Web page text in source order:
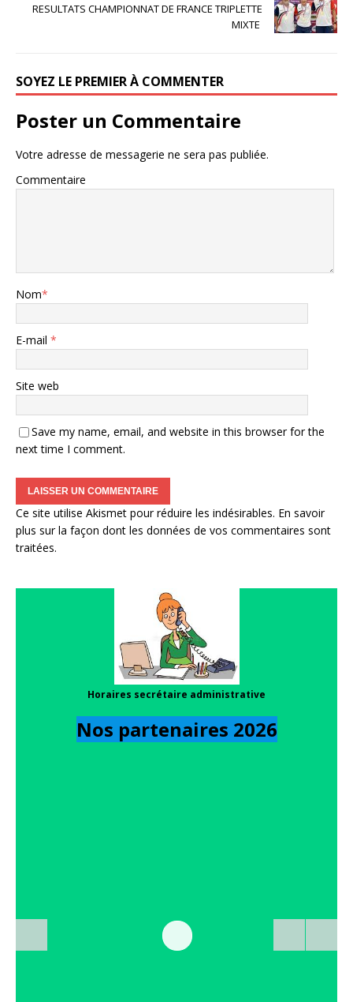
RESULTATS CHAMPIONNAT DE FRANCE TRIPLETTE
MIXTE
SOYEZ LE PREMIER À COMMENTER
Poster un Commentaire
Votre adresse de messagerie ne sera pas publiée.
Commentaire
Nom*
E-mail *
Site web
Save my name, email, and website in this browser for the
next time I comment.
Ce site utilise Akismet pour réduire les indésirables. En savoir
plus sur la façon dont les données de vos commentaires sont
traitées.
Horaires secrétaire administrative
Nos partenaires 2026